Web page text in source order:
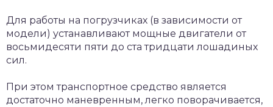
Для работы на погрузчиках (в зависимости от
модели) устанавливают мощные двигатели от
восьмидесяти пяти до ста тридцати лошадиных
сил.
При этом транспортное средство является
достаточно маневренным, легко поворачивается,